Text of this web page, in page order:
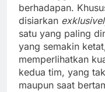
berhadapan.
disiarkan
satu yang paling
yang semakin
memperlihatkan
kedua tim, yang
maupun saat